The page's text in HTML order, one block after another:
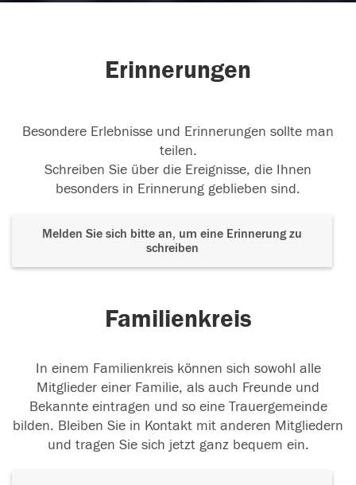
Erinnerungen
Besondere Erlebnisse und Erinnerungen sollte man
teilen.
Schreiben Sie über die Ereignisse, die Ihnen
besonders in Erinnerung geblieben sind.
Melden Sie sich bitte an, um eine Erinnerung zu
schreiben
Familienkreis
In einem Familienkreis können sich sowohl alle
Mitglieder einer Familie, als auch Freunde und
Bekannte eintragen und so eine Trauergemeinde
bilden. Bleiben Sie in Kontakt mit anderen Mitgliedern
und tragen Sie sich jetzt ganz bequem ein.